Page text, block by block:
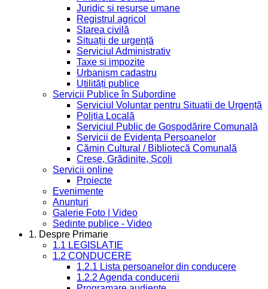
Juridic si resurse umane
Registrul agricol
Starea civilă
Situații de urgență
Serviciul Administrativ
Taxe și impozite
Urbanism cadastru
Utilități publice
Servicii Publice în Subordine
Serviciul Voluntar pentru Situații de Urgență
Poliția Locală
Serviciul Public de Gospodărire Comunală
Servicii de Evidența Persoanelor
Cămin Cultural / Bibliotecă Comunală
Creșe, Grădinițe, Școli
Servicii online
Proiecte
Evenimente
Anunțuri
Galerie Foto | Video
Sedinte publice - Video
1. Despre Primarie
1.1 LEGISLAȚIE
1.2 CONDUCERE
1.2.1 Lista persoanelor din conducere
1.2.2 Agenda conducerii